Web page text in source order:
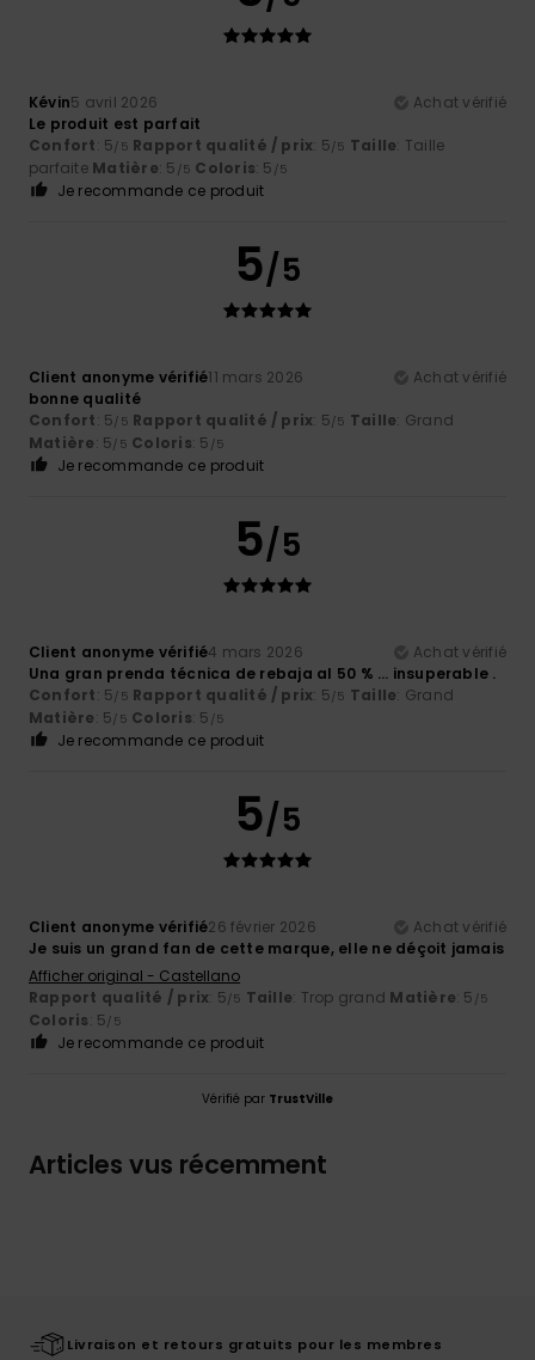
Kévin5 avril 2026
Achat vérifié
Le produit est parfait
Confort: 5/5 Rapport qualité / prix: 5/5 Taille: Taille
parfaite Matière: 5 /5 Coloris: 5 /5
Je recommande ce produit
5/5
Client anonyme vérifié11 mars 2026
Achat vérifié
bonne qualité
Confort: 5/5 Rapport qualité / prix: 5/5 Taille: Grand
Matière: 5/5 Coloris: 5 /5
Je recommande ce produit
5/5
Client anonyme vérifié4 mars 2026
Achat vérifié
Una gran prenda técnica de rebaja al 50 % … insuperable .
Confort: 5/5 Rapport qualité / prix: 5/5 Taille: Grand
Matière: 5/5 Coloris: 5 /5
Je recommande ce produit
5/5
Client anonyme vérifié26 février 2026
Achat vérifié
Je suis un grand fan de cette marque, elle ne déçoit jamais
Afficher original - Castellano
Rapport qualité / prix: 5/5 Taille: Trop grand Matière: 5 /5
Coloris: 5/5
Je recommande ce produit
Vérifié par TrustVille
Articles vus récemment
Livraison et retours gratuits pour les membres